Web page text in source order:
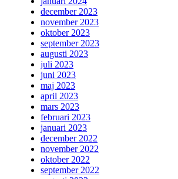
december 2023
november 2023
oktober 2023
september 2023
augusti 2023
juli 2023
juni 2023
maj 2023
april 2023
mars 2023
februari 2023
januari 2023
december 2022
november 2022
oktober 2022
september 2022